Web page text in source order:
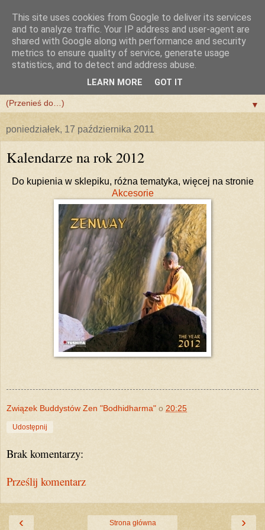
▼
poniedziałek, 17 października 2011
Kalendarze na rok 2012
Do kupienia w sklepiku, różna tematyka, więcej na stronie
Akcesorie
Związek Buddystów Zen "Bodhidharma" o 20:25
Udostępnij
Brak komentarzy:
Prześlij komentarz
‹ ›
Strona główna
This site uses cookies from Google to deliver its services
and to analyze traffic. Your IP address and user-agent are
shared with Google along with performance and security
metrics to ensure quality of service, generate usage
statistics, and to detect and address abuse.
LEARN MORE GOT IT